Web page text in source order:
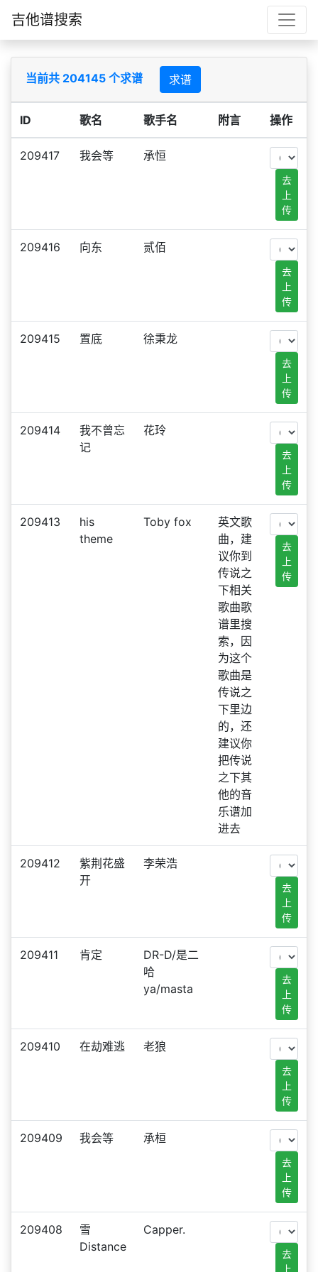
吉他谱搜索
当前共 204145 个求谱 求谱
ID 歌名 歌手名 附言 操作
209417 我会等 承恒
去
上
传
209416 向东 贰佰
去
上
传
209415 置底 徐秉龙
去
上
传
209414
我不曾忘
记
花玲
去
上
传
209413
his
theme
Toby fox
英文歌
曲，建
议你到
传说之
下相关
歌曲歌
谱里搜
索，因
为这个
歌曲是
传说之
下里边
的，还
建议你
把传说
之下其
他的音
乐谱加
进去
去
上
传
209412
紫荆花盛
开
李荣浩
去
上
传
209411 肯定
DR-D/是二
哈
ya/masta
去
上
传
209410 在劫难逃 老狼
去
上
传
209409 我会等 承桓
去
上
传
209408
雪
Distance
Capper.
去
上